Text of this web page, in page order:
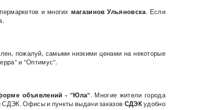
и многих магазинов Ульяновска. Если
пожалуй, самыми низкими ценами на некоторые
и "Оптимус".
объявлений - "Юла". Многие жители города
СДЭК. Офисы и пункты выдачи заказов СДЭКудобно